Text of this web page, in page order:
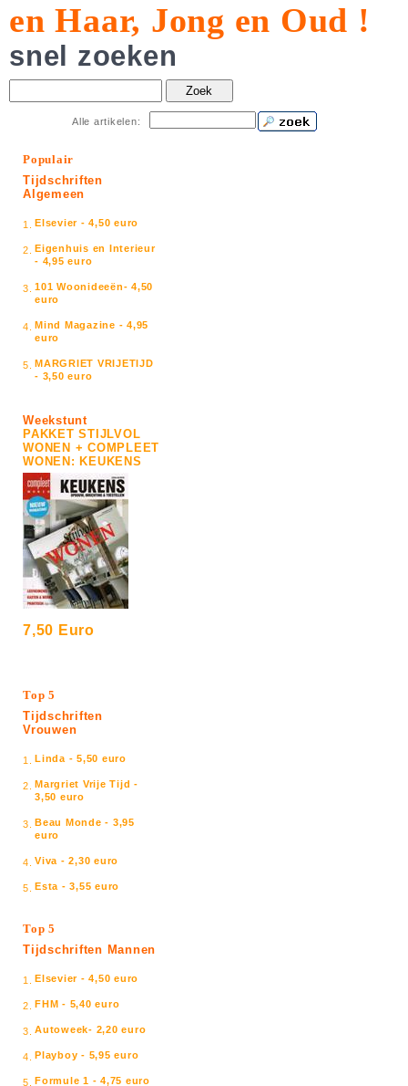
en Haar, Jong en Oud !
snel zoeken
Zoek
Alle artikelen:
Populair
Tijdschriften
Algemeen
1. Elsevier - 4,50 euro
2. Eigenhuis en Interieur
- 4,95 euro
3. 101 Woonideeën- 4,50
euro
4. Mind Magazine - 4,95
euro
5. MARGRIET VRIJETIJD
- 3,50 euro
Weekstunt
PAKKET STIJLVOL
WONEN + COMPLEET
WONEN: KEUKENS
7,50 Euro
Top 5
Tijdschriften
Vrouwen
1. Linda - 5,50 euro
2. Margriet Vrije Tijd -
3,50 euro
3. Beau Monde - 3,95
euro
4. Viva - 2,30 euro
5. Esta - 3,55 euro
Top 5
Tijdschriften Mannen
1. Elsevier - 4,50 euro
2. FHM - 5,40 euro
3. Autoweek- 2,20 euro
4. Playboy - 5,95 euro
5. Formule 1 - 4,75 euro